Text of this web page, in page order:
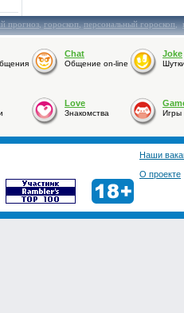
прогноз,гороскоп,персональный гороскоп,
Chat
Общение on-line
Joke
Love
Знакомства Игры
Наши
О проекте